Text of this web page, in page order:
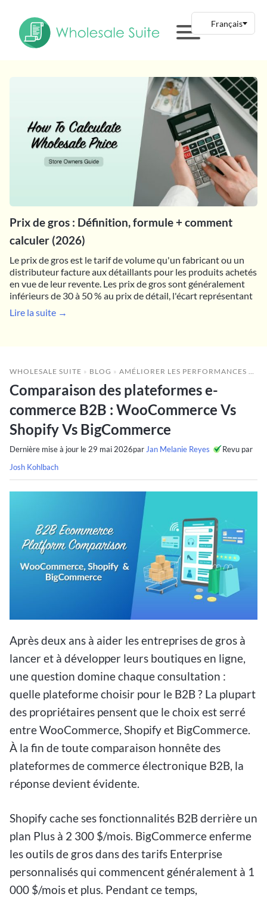
Prix de gros : Définition, formule + comment
calculer (2026)
Le prix de gros est le tarif de volume qu'un fabricant ou un
distributeur facture aux détaillants pour les produits achetés
en vue de leur revente. Les prix de gros sont généralement
inférieurs de 30 à 50 % au prix de détail, l'écart représentant
Lire la suite →
WHOLESALE SUITE » BLOG » AMÉLIORER LES PERFORMANCES DE GROS
Comparaison des plateformes e-
commerce B2B : WooCommerce Vs
Shopify Vs BigCommerce
Dernière mise à jour le 29 mai 2026par Jan Melanie Reyes
Revu par
Josh Kohlbach
Après deux ans à aider les entreprises de gros à
lancer et à développer leurs boutiques en ligne,
une question domine chaque consultation :
quelle plateforme choisir pour le B2B ? La plupart
des propriétaires pensent que le choix est serré
entre WooCommerce, Shopify et BigCommerce.
À la fin de toute comparaison honnête des
plateformes de commerce électronique B2B, la
réponse devient évidente.
Shopify cache ses fonctionnalités B2B derrière un
plan Plus à 2 300 $/mois. BigCommerce enferme
les outils de gros dans des tarifs Enterprise
personnalisés qui commencent généralement à 1
000 $/mois et plus. Pendant ce temps,